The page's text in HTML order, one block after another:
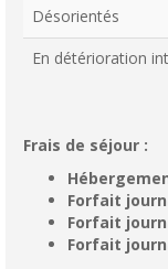
Désorientés
En détérioration
Frais de séjour :
Forfait
Forfait
Forfait